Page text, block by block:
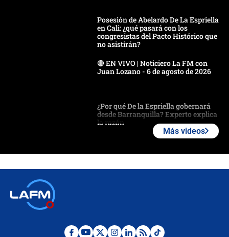
Posesión de Abelardo De La Espriella
en Cali: ¿qué pasará con los
congresistas del Pacto Histórico que
no asistirán?
🔴 EN VIVO | Noticiero La FM con
Juan Lozano - 6 de agosto de 2026
¿Por qué De la Espriella gobernará
desde Barranquilla? Experto explica
la razón
Más videos